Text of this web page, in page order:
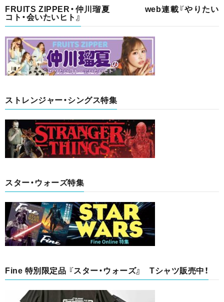
FRUITS ZIPPER・仲川瑠夏 web連載『やりたい
コト・会いたいヒト』
ストレンジャー・シングス特集
スター・ウォーズ特集
Fine 特別限定品 『スター・ウォーズ』 Tシャツ販売中！